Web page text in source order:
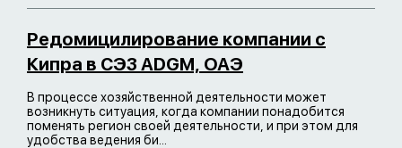
Редомицилирование компании c
Кипра в СЭЗ ADGM, ОАЭ
В процессе хозяйственной деятельности может
возникнуть ситуация, когда компании понадобится
поменять регион своей деятельности, и при этом для
удобства ведения би...